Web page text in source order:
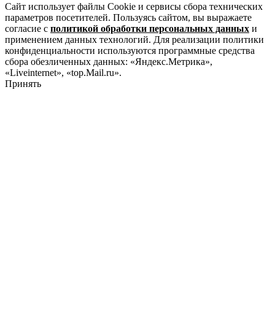
Сайт использует файлы Cookie и сервисы сбора технических
параметров посетителей. Пользуясь сайтом, вы выражаете
согласие с политикой обработки персональных данных и
применением данных технологий. Для реализации политики
конфиденциальности используются программные средства
сбора обезличенных данных: «Яндекс.Метрика»,
«Liveinternet», «top.Mail.ru».
Принять